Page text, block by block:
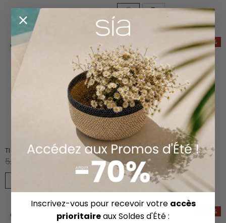
TIGE D’ORCHIDÉE 90 CM
5.90 €
-50%
COMPOSITION D'ORCHIDÉE
ARTIFICIELLE LENA 2 BRANCHES
119.90 € 59.90 €
-60% -48%
Inscrivez-vous pour recevoir votre accès
prioritaireaux Soldes d'Été :